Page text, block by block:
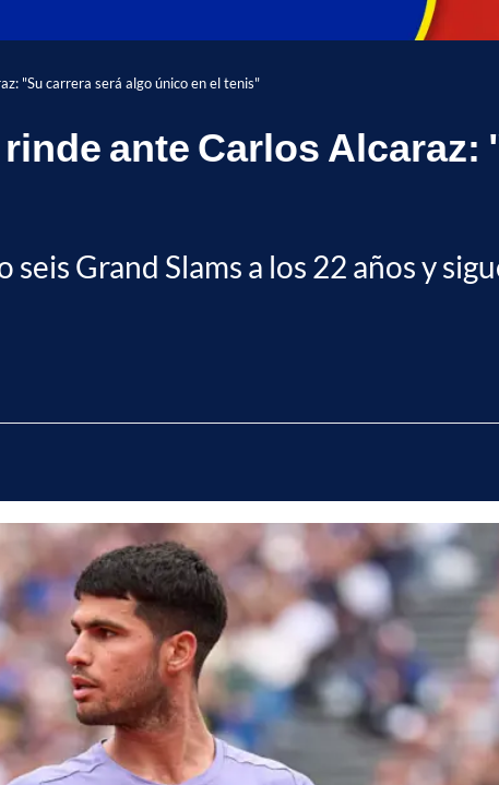
"Su carrera será algo único en el tenis"
ante Carlos Alcaraz:
seis Grand Slams a los 22 años y